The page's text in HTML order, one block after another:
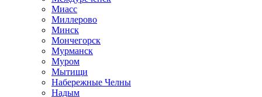
Миасс
Миллерово
Минск
Мончегорск
Мурманск
Муром
Мытищи
Набережные Челны
Надым